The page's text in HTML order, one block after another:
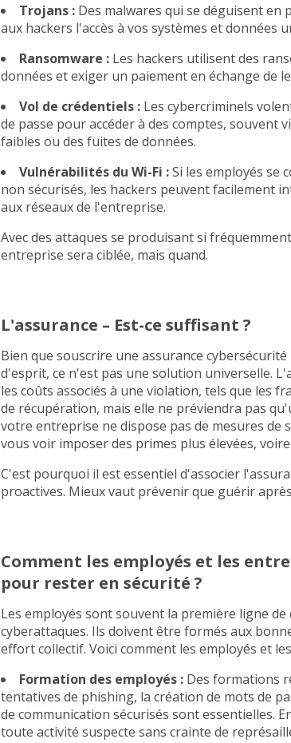
Trojans : Des malwares qui se déguisent
aux hackers l'accès à vos systèmes et données
Ransomware : Les hackers utilisent des
données et exiger un paiement en échange de
Vol de crédentiels : Les cybercriminels
de passe pour accéder à des comptes, souvent
faibles ou des fuites de données.
Vulnérabilités du Wi-Fi :Si les employés se
non sécurisés, les hackers peuvent facilement
aux réseaux de l'entreprise.
Avec des attaques se produisant si
entreprise sera ciblée, mais quand.
L'assurance – Est-ce suffisant ?
Bien que souscrire une assurance
d'esprit, ce n'est pas une solution universelle.
les coûts associés à une violation, tels que les
de récupération, mais elle ne préviendra pas
votre entreprise ne dispose pas de mesures de
vous voir imposer des primes plus élevées,
C'est pourquoi il est essentiel d'associer
proactives. Mieux vaut prévenir que guérir
Comment les employés et les
pour rester en sécurité ?
Les employés sont souvent la première ligne
cyberattaques. Ils doivent être formés aux
effort collectif. Voici comment les employés et
Formation des employés : Des formations
tentatives de phishing, la création de mots de
de communication sécurisés sont essentielles.
toute activité suspecte sans crainte de